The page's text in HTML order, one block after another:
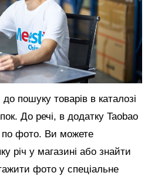
пошуку товарів в каталозі
До речі, в додатку Taobao
фото. Ви можете
річ у магазині або знайти
фото у спеціальне